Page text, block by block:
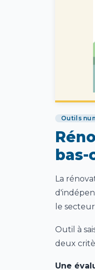
Outils
La
le
Outil à
deux
Une